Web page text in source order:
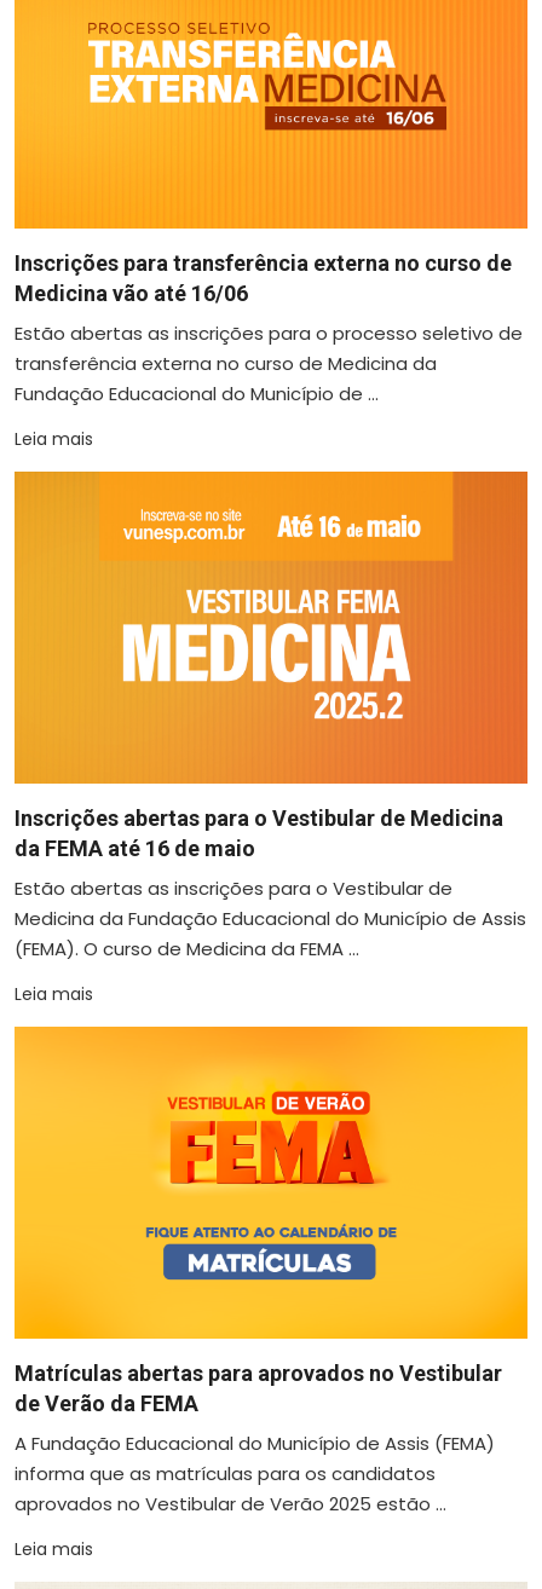
Inscrições para transferência externa no curso de
Medicina vão até 16/06
Estão abertas as inscrições para o processo seletivo de
transferência externa no curso de Medicina da
Fundação Educacional do Município de ...
Leia mais
Inscrições abertas para o Vestibular de Medicina
da FEMA até 16 de maio
Estão abertas as inscrições para o Vestibular de
Medicina da Fundação Educacional do Município de Assis
(FEMA). O curso de Medicina da FEMA ...
Leia mais
Matrículas abertas para aprovados no Vestibular
de Verão da FEMA
A Fundação Educacional do Município de Assis (FEMA)
informa que as matrículas para os candidatos
aprovados no Vestibular de Verão 2025 estão ...
Leia mais